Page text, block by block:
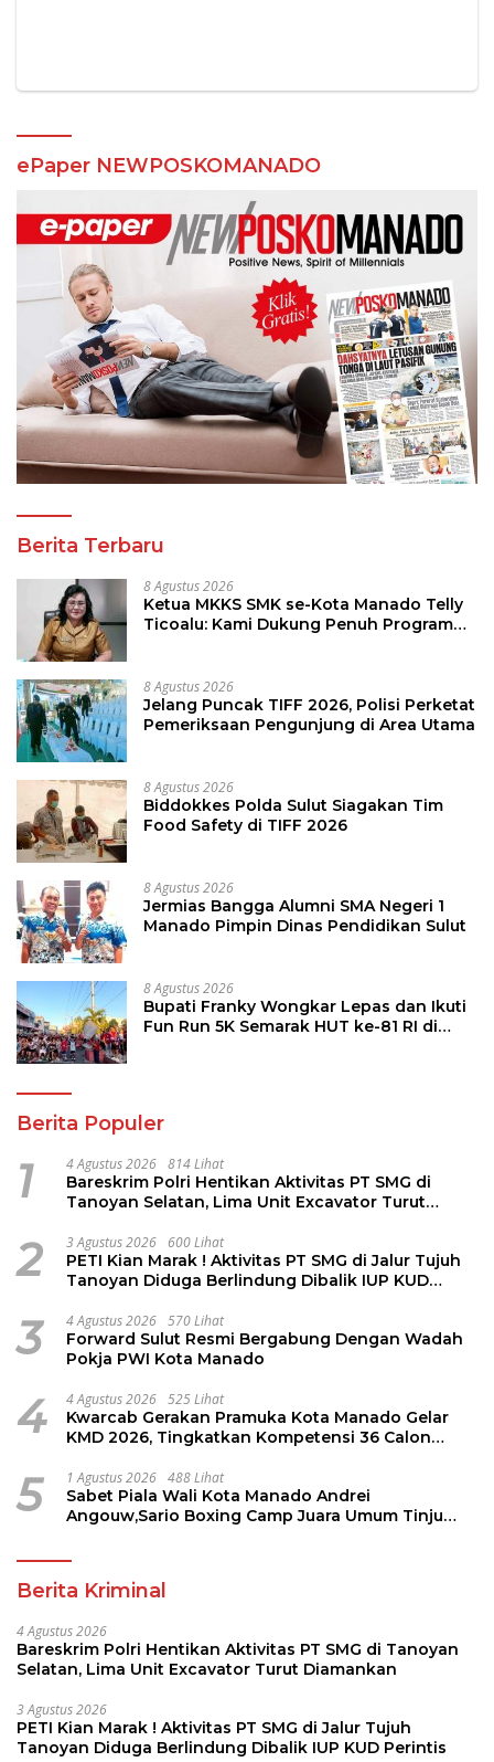
ePaper NEWPOSKOMANADO
Berita Terbaru
8 Agustus 2026
Ketua MKKS SMK se-Kota Manado Telly
Ticoalu: Kami Dukung Penuh Program
8 Agustus 2026
Jelang Puncak TIFF 2026, Polisi Perketat
Pemeriksaan Pengunjung di Area Utama
8 Agustus 2026
Biddokkes Polda Sulut Siagakan Tim
Food Safety di TIFF 2026
8 Agustus 2026
Jermias Bangga Alumni SMA Negeri 1
Manado Pimpin Dinas Pendidikan Sulut
8 Agustus 2026
Bupati Franky Wongkar Lepas dan Ikuti
Fun Run 5K Semarak HUT ke-81 RI di
Berita Populer
1 4 Agustus 2026 814 Lihat
Bareskrim Polri Hentikan Aktivitas PT SMG di
Tanoyan Selatan, Lima Unit Excavator Turut
2 3 Agustus 2026 600 Lihat
PETI Kian Marak ! Aktivitas PT SMG di Jalur Tujuh
Tanoyan Diduga Berlindung Dibalik IUP KUD
3 4 Agustus 2026 570 Lihat
Forward Sulut Resmi Bergabung Dengan Wadah
Pokja PWI Kota Manado
4 4 Agustus 2026 525 Lihat
Kwarcab Gerakan Pramuka Kota Manado Gelar
KMD 2026, Tingkatkan Kompetensi 36 Calon
5 1 Agustus 2026 488 Lihat
Sabet Piala Wali Kota Manado Andrei
Angouw,Sario Boxing Camp Juara Umum Tinju
Berita Kriminal
4 Agustus 2026
Bareskrim Polri Hentikan Aktivitas PT SMG di Tanoyan
Selatan, Lima Unit Excavator Turut Diamankan
3 Agustus 2026
PETI Kian Marak ! Aktivitas PT SMG di Jalur Tujuh
Tanoyan Diduga Berlindung Dibalik IUP KUD Perintis